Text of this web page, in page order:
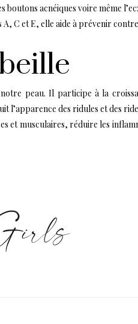
acnéiques voire même
C et E, elle aide à prévenir
peau. Il participe à la
l’apparence des ridules et des
et musculaires, réduire les